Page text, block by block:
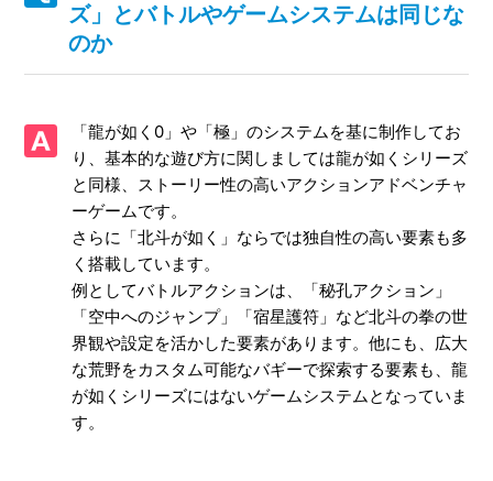
【PS4/北斗が如く】2人で行動していると発生しないサイド
ミッションはあるのか
てもイベントが発生しない
【PS4/北斗が如く】時間切れになった宝の地図は再度手に
入ることがあるのか
【PS4/北斗が如く】エンドレスエデンの難易度は何に設定
されているのか
【PS4/北斗が如く】各難易度の違いを教えてほしい
【PS4/北斗が如く】追加DLCのBGMはゲーム内のどのシー
ンに反映されるのか
ズ」とバトルやゲームシステムは同じな
のか
「龍が如く0」や「極」のシステムを基に制作してお
り、基本的な遊び方に関しましては龍が如くシリーズ
と同様、ストーリー性の高いアクションアドベンチャ
ーゲームです。
さらに「北斗が如く」ならでは独自性の高い要素も多
く搭載しています。
例としてバトルアクションは、「秘孔アクション」
「空中へのジャンプ」「宿星護符」など北斗の拳の世
界観や設定を活かした要素があります。他にも、広大
な荒野をカスタム可能なバギーで探索する要素も、龍
が如くシリーズにはないゲームシステムとなっていま
す。